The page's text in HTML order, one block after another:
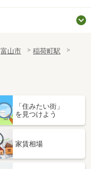
富山市
稲荷町駅
「住みたい街」
を見つけよう
家賃相場